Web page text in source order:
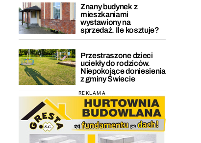
Znany budynek z
mieszkaniami
wystawiony na
sprzedaż. Ile kosztuje?
Przestraszone dzieci
uciekły do rodziców.
Niepokojące doniesienia
z gminy Świecie
REKLAMA